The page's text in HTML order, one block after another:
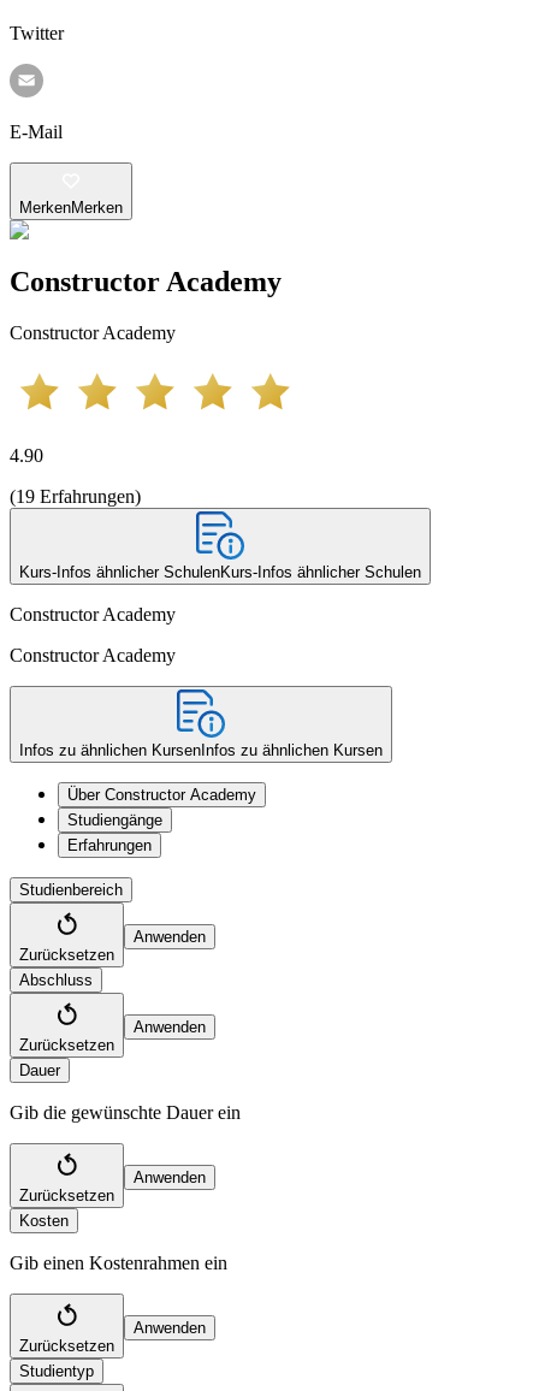
Twitter
E-Mail
MerkenMerken
Constructor Academy
Constructor Academy
4.90
(19 Erfahrungen)
Kurs-Infos ähnlicher SchulenKurs-Infos ähnlicher Schulen
Constructor Academy
Constructor Academy
Infos zu ähnlichen Kursen Infos zu ähnlichen Kursen
Über Constructor Academy
Studiengänge
Erfahrungen
Studienbereich
Zurücksetzen
Anwenden
Abschluss
Zurücksetzen
Anwenden
Dauer
Gib die gewünschte Dauer ein
Zurücksetzen
Anwenden
Kosten
Gib einen Kostenrahmen ein
Zurücksetzen
Anwenden
Studientyp